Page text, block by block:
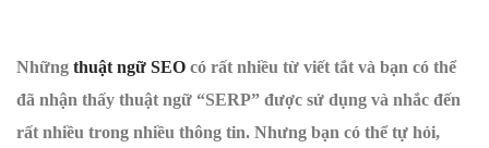
Những thuật ngữ SEO có rất nhiều từ viết tắt và bạn có thể
đã nhận thấy thuật ngữ “SERP” được sử dụng và nhắc đến
rất nhiều trong nhiều thông tin. Nhưng bạn có thể tự hỏi,